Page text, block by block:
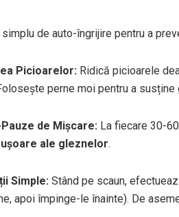
simplu de auto-îngrijire pentru a
Picioarelor: Ridică picioarele
perne moi pentru a susține
de Mișcare: La fiecare 30-
ale gleznelor.
Simple: Stând pe scaun,
apoi împinge-le înainte). De